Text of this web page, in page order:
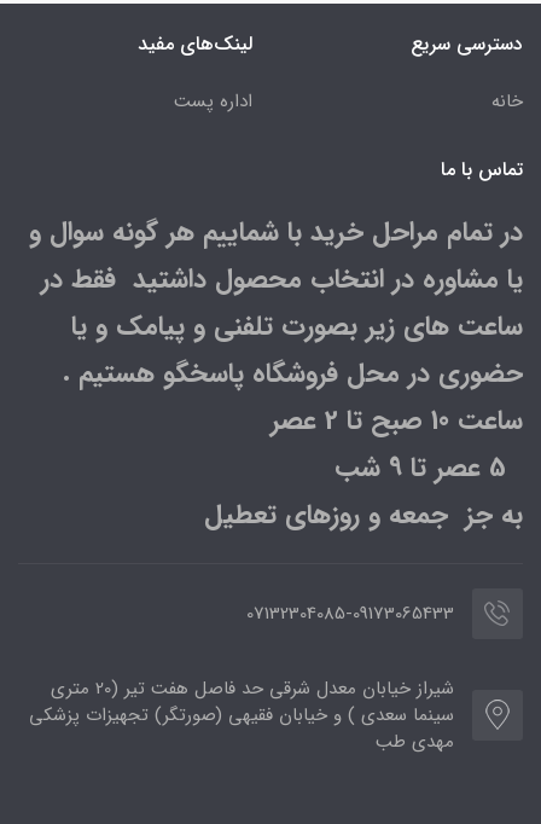
دسترسی سریع
خانه
لینک‌های مفید
اداره پست
تماس با ما
در تمام مراحل خرید با شماییم هر گونه سوال و
یا مشاوره در انتخاب محصول داشتید فقط در
ساعت های زیر بصورت تلفنی و پیامک و یا
حضوری در محل فروشگاه پاسخگو هستیم .
ساعت 10 صبح تا 2 عصر
به جز جمعه و روزهای تعطیل
07132304085-09173065433
شیراز خیابان معدل شرقی حد فاصل هفت تیر (20 متری
سینما سعدی ) و خیابان فقیهی (صورتگر) تجهیزات پزشکی
مهدی طب